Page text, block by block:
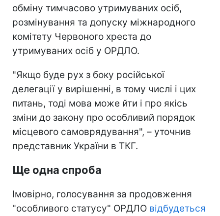
обміну тимчасово утримуваних осіб,
розмінування та допуску міжнародного
комітету Червоного хреста до
утримуваних осіб у ОРДЛО.
"Якщо буде рух з боку російської
делегації у вирішенні, в тому числі і цих
питань, тоді мова може йти і про якісь
зміни до закону про особливий порядок
місцевого самоврядування", – уточнив
представник України в ТКГ.
Ще одна спроба
Імовірно, голосування за продовження
"особливого статусу" ОРДЛО відбудеться